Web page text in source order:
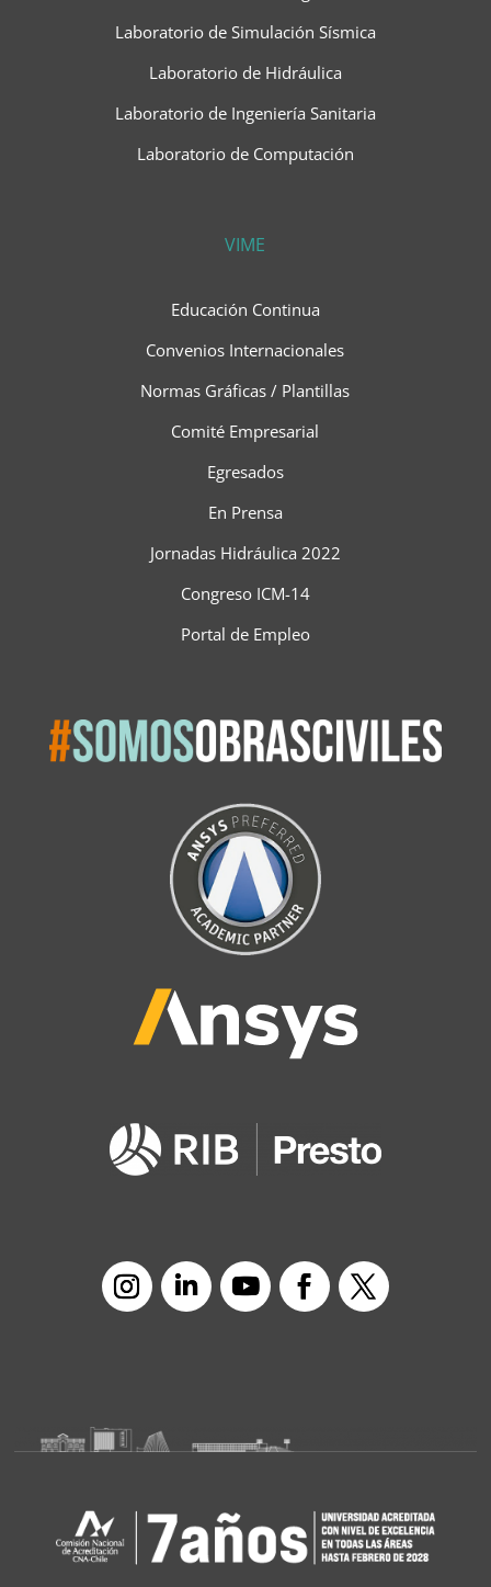
Laboratorio de Simulación Sísmica
Laboratorio de Hidráulica
Laboratorio de Ingeniería Sanitaria
Laboratorio de Computación
VIME
Educación Continua
Convenios Internacionales
Normas Gráficas / Plantillas
Comité Empresarial
Egresados
En Prensa
Jornadas Hidráulica 2022
Congreso ICM-14
Portal de Empleo